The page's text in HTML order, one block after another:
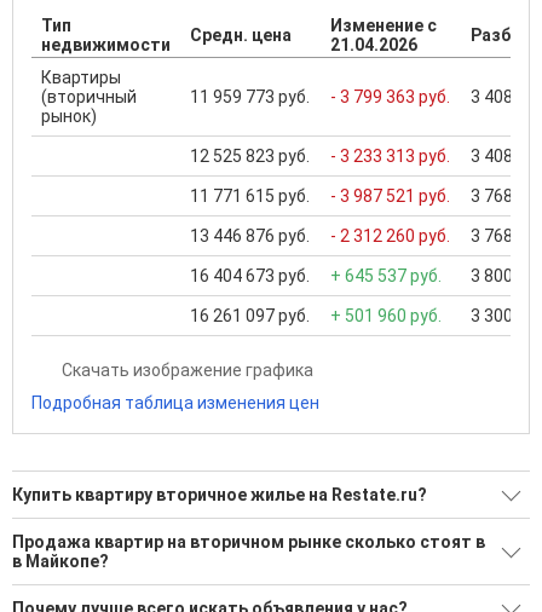
Тип
недвижимости
Средн. цена
Изменение с
21.04.2026
Квартиры
(вторичный
рынок)
11 959 773 руб. - 3 799 363 руб. 3 408
12 525 823 руб. - 3 233 313 руб. 3 408
11 771 615 руб. - 3 987 521 руб. 3 768
13 446 876 руб. - 2 312 260 руб. 3 768
16 404 673 руб. + 645 537 руб. 3 800
16 261 097 руб. + 501 960 руб. 3 300
Скачать изображение графика
Подробная таблица изменения цен
Купить квартиру вторичное жилье на Restate.ru?
248 актуальных и проверенных объявлений
Воспользуйтесь нашим поиском по новостройкам, для
Продажа квартир на вторичном рынке сколько стоят в
в Майкопе?
Минимальная цена: 1 300 000 Р. Максимальная цена: 17 500